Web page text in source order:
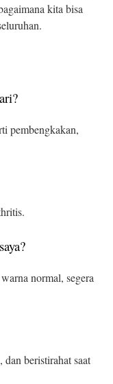
kita bisa
pembengkakan,
normal, segera
beristirahat saat